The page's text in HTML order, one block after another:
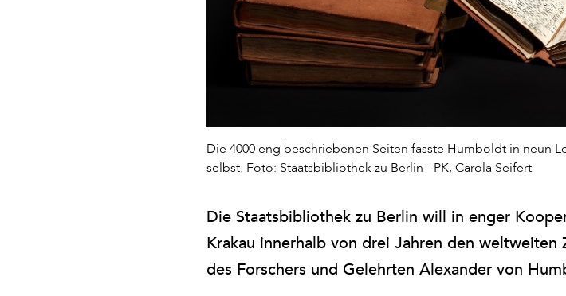
Die 4000 eng beschriebenen Seiten fasste Humboldt in neun
selbst. Foto: Staatsbibliothek zu Berlin - PK, Carola Seifert
Die Staatsbibliothek zu Berlin will in enger
Krakau innerhalb von drei Jahren den weltweiten
des Forschers und Gelehrten Alexander von